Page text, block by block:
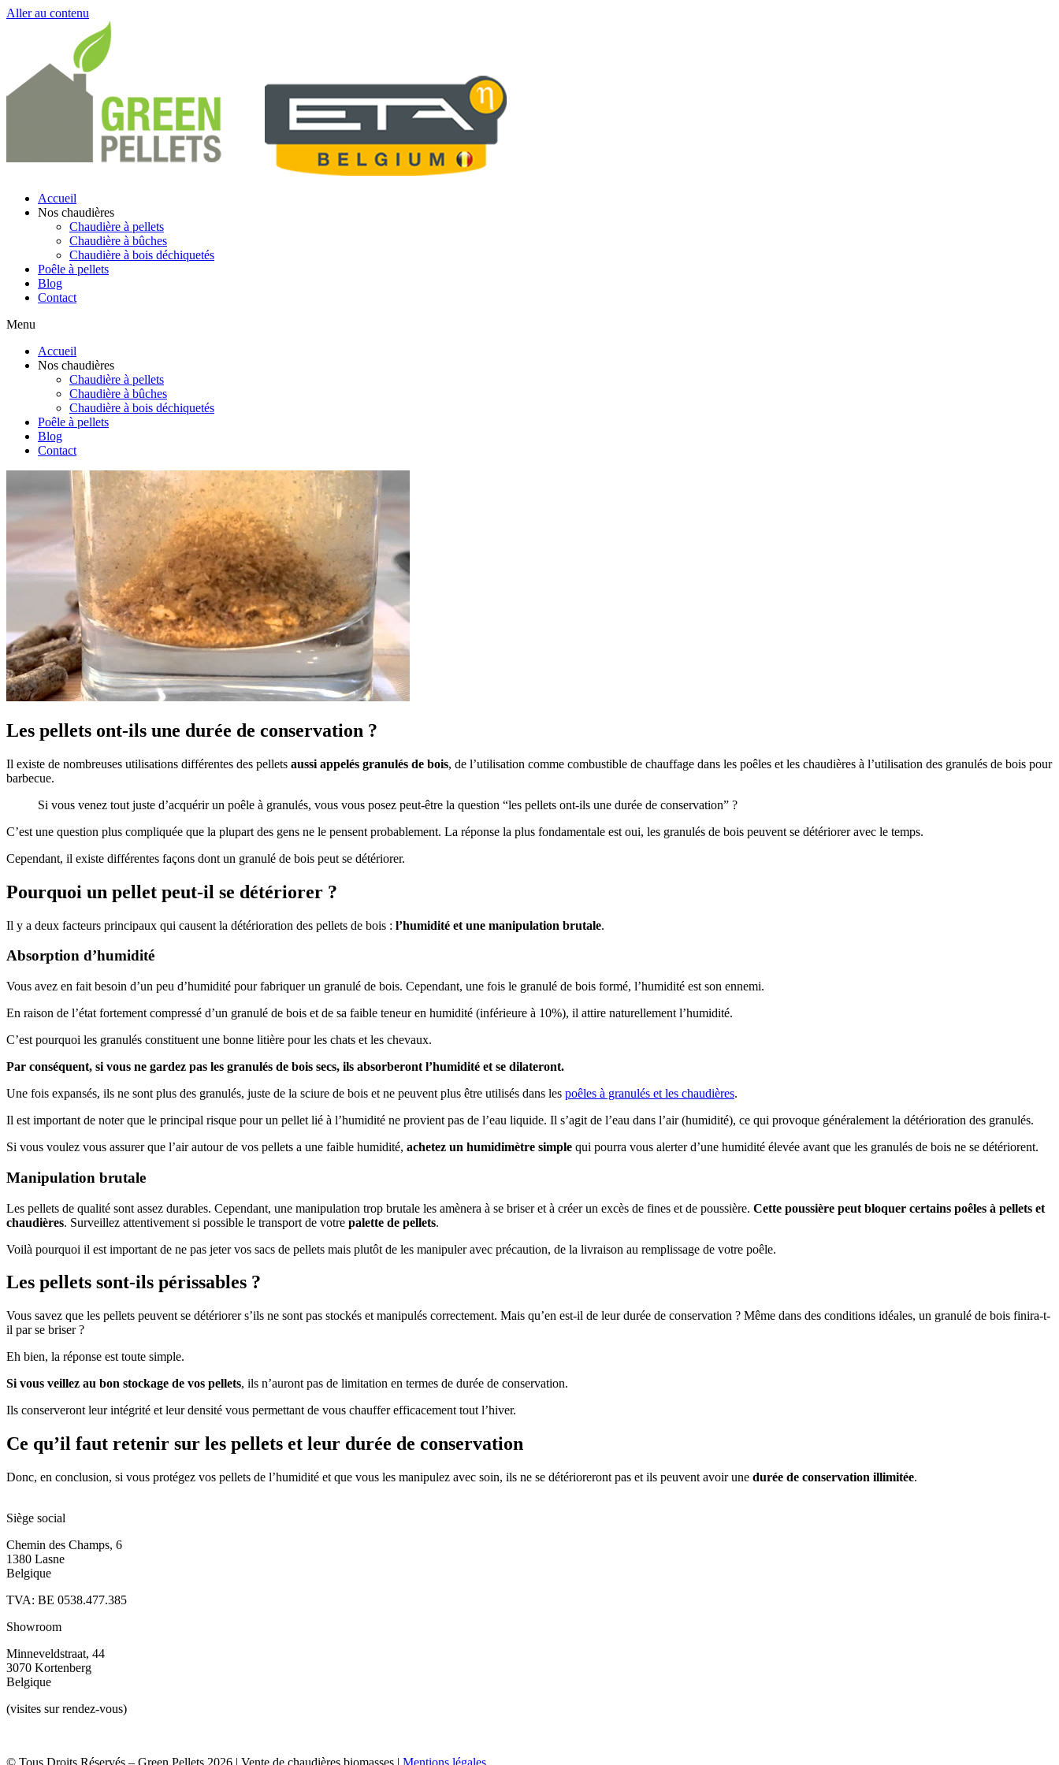
Aller au contenu
Accueil
Nos chaudières
Chaudière à pellets
Chaudière à bûches
Chaudière à bois déchiquetés
Poêle à pellets
Blog
Contact
Menu
Accueil
Nos chaudières
Chaudière à pellets
Chaudière à bûches
Chaudière à bois déchiquetés
Poêle à pellets
Blog
Contact
Les pellets ont-ils une durée de conservation ?
Il existe de nombreuses utilisations différentes des pellets aussi appelés granulés de bois, de l’utilisation comme combustible de chauffage dans les poêles et les chaudières à l’utilisation des granulés de bois pour
barbecue.
Si vous venez tout juste d’acquérir un poêle à granulés, vous vous posez peut-être la question “les pellets ont-ils une durée de conservation” ?
C’est une question plus compliquée que la plupart des gens ne le pensent probablement. La réponse la plus fondamentale est oui, les granulés de bois peuvent se détériorer avec le temps.
Cependant, il existe différentes façons dont un granulé de bois peut se détériorer.
Pourquoi un pellet peut-il se détériorer ?
Il y a deux facteurs principaux qui causent la détérioration des pellets de bois : l’humidité et une manipulation brutale.
Absorption d’humidité
Vous avez en fait besoin d’un peu d’humidité pour fabriquer un granulé de bois. Cependant, une fois le granulé de bois formé, l’humidité est son ennemi.
En raison de l’état fortement compressé d’un granulé de bois et de sa faible teneur en humidité (inférieure à 10%), il attire naturellement l’humidité.
C’est pourquoi les granulés constituent une bonne litière pour les chats et les chevaux.
Par conséquent, si vous ne gardez pas les granulés de bois secs, ils absorberont l’humidité et se dilateront.
Une fois expansés, ils ne sont plus des granulés, juste de la sciure de bois et ne peuvent plus être utilisés dans les poêles à granulés et les chaudières.
Il est important de noter que le principal risque pour un pellet lié à l’humidité ne provient pas de l’eau liquide. Il s’agit de l’eau dans l’air (humidité), ce qui provoque généralement la détérioration des granulés.
Si vous voulez vous assurer que l’air autour de vos pellets a une faible humidité, achetez un humidimètre simple qui pourra vous alerter d’une humidité élevée avant que les granulés de bois ne se détériorent.
Manipulation brutale
Les pellets de qualité sont assez durables. Cependant, une manipulation trop brutale les amènera à se briser et à créer un excès de fines et de poussière. Cette poussière peut bloquer certains poêles à pellets et
chaudières. Surveillez attentivement si possible le transport de votre palette de pellets.
Voilà pourquoi il est important de ne pas jeter vos sacs de pellets mais plutôt de les manipuler avec précaution, de la livraison au remplissage de votre poêle.
Les pellets sont-ils périssables ?
Vous savez que les pellets peuvent se détériorer s’ils ne sont pas stockés et manipulés correctement. Mais qu’en est-il de leur durée de conservation ? Même dans des conditions idéales, un granulé de bois finira-t-
il par se briser ?
Eh bien, la réponse est toute simple.
Si vous veillez au bon stockage de vos pellets, ils n’auront pas de limitation en termes de durée de conservation.
Ils conserveront leur intégrité et leur densité vous permettant de vous chauffer efficacement tout l’hiver.
Ce qu’il faut retenir sur les pellets et leur durée de conservation
Donc, en conclusion, si vous protégez vos pellets de l’humidité et que vous les manipulez avec soin, ils ne se détérioreront pas et ils peuvent avoir une durée de conservation illimitée.
Siège social
Chemin des Champs, 6
1380 Lasne
Belgique
TVA: BE 0538.477.385
Showroom
Minneveldstraat, 44
3070 Kortenberg
Belgique
(visites sur rendez-vous)